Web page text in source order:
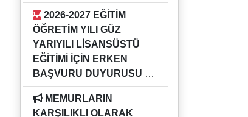
DUYURUSU
16.07.2026
2026-2027 EĞİTİM ÖĞRETİM YILI
GÜZ YARIYILI KURUMLARARASI
YATAY GEÇİŞ DUYURUSU
ÖĞRETİM YILI GÜZ
YARIYILI LİSANSÜSTÜ
EĞİTİMİ İÇİN ERKEN
BAŞVURU DUYURUSU
04.05.2026
Bilgi için ilgili enstitü müdürlükleri
KARŞILIKLI OLARAK